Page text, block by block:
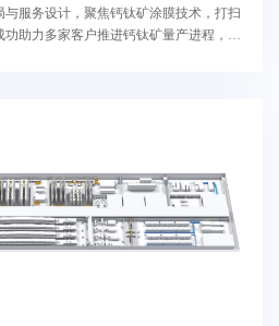
服务设计，聚焦钙钛矿涂膜技术，打扫
助力多家客户推进钙钛矿量产进程，其